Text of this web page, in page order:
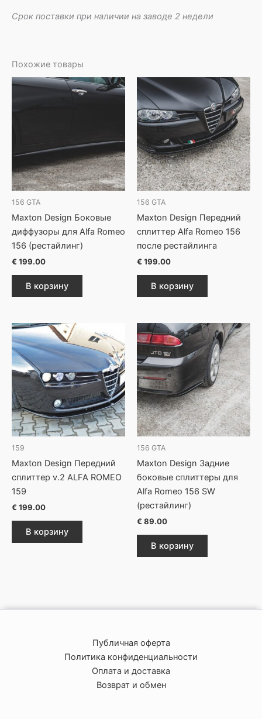
Срок поставки при наличии на заводе 2 недели
Похожие товары
156 GTA
Maxton Design Боковые
диффузоры для Alfa Romeo
156 (рестайлинг)
€ 199.00
В корзину
156 GTA
Maxton Design Передний
сплиттер Alfa Romeo 156
после рестайлинга
€ 199.00
В корзину
159
Maxton Design Передний
сплиттер v.2 ALFA ROMEO
159
€ 199.00
В корзину
156 GTA
Maxton Design Задние
боковые сплиттеры для
Alfa Romeo 156 SW
(рестайлинг)
€ 89.00
В корзину
Публичная оферта
Политика конфиденциальности
Оплата и доставка
Возврат и обмен